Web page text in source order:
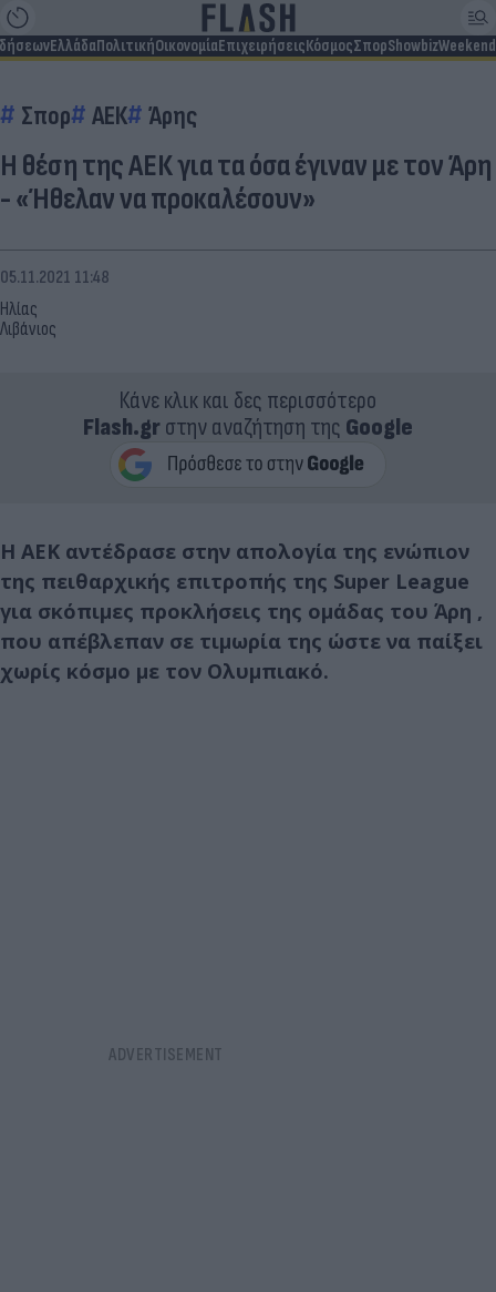
ΕλλάδαΠολιτικήΟικονομίαΕπιχειρήσειςΚόσμοςΣπορShowbizWeekend
Σπορ ΑΕΚ Άρης
Η θέση της ΑΕΚ για τα όσα έγιναν με τον Άρη
- «Ήθελαν να προκαλέσουν»
Ηλίας
Λιβάνιος
05.11.2021 11:48
Κάνε κλικ και δες περισσότερο
Flash.grστην αναζήτηση της Google
Η ΑΕΚ αντέδρασε στην απολογία της ενώπιον
της πειθαρχικής επιτροπής της Super League
για σκόπιμες προκλήσεις της ομάδας του Άρη ,
που απέβλεπαν σε τιμωρία της ώστε να παίξει
χωρίς κόσμο με τον Ολυμπιακό.